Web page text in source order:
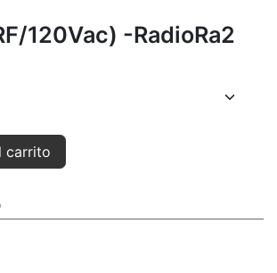
120Vac) -RadioRa2
carrito